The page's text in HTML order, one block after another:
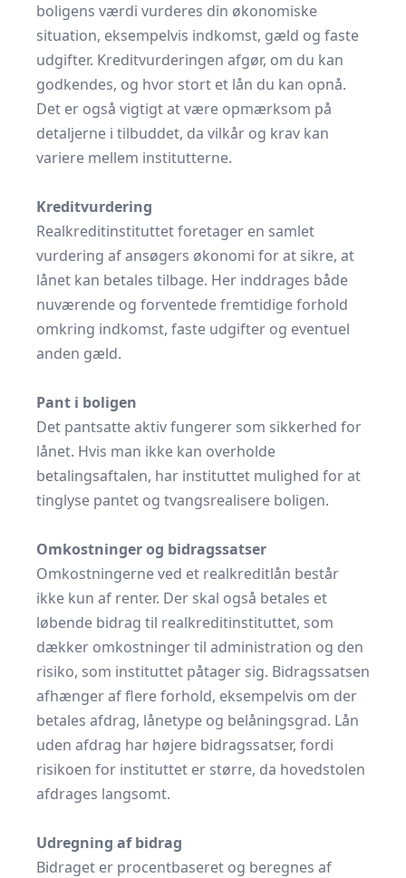
boligens værdi vurderes din økonomiske
situation, eksempelvis indkomst, gæld og faste
udgifter. Kreditvurderingen afgør, om du kan
godkendes, og hvor stort et lån du kan opnå.
Det er også vigtigt at være opmærksom på
detaljerne i tilbuddet, da vilkår og krav kan
variere mellem institutterne.
Kreditvurdering
Realkreditinstituttet foretager en samlet
vurdering af ansøgers økonomi for at sikre, at
lånet kan betales tilbage. Her inddrages både
nuværende og forventede fremtidige forhold
omkring indkomst, faste udgifter og eventuel
anden gæld.
Pant i boligen
Det pantsatte aktiv fungerer som sikkerhed for
lånet. Hvis man ikke kan overholde
betalingsaftalen, har instituttet mulighed for at
tinglyse pantet og tvangsrealisere boligen.
Omkostninger og bidragssatser
Omkostningerne ved et realkreditlån består
ikke kun af renter. Der skal også betales et
løbende bidrag til realkreditinstituttet, som
dækker omkostninger til administration og den
risiko, som instituttet påtager sig. Bidragssatsen
afhænger af flere forhold, eksempelvis om der
betales afdrag, lånetype og belåningsgrad. Lån
uden afdrag har højere bidragssatser, fordi
risikoen for instituttet er større, da hovedstolen
afdrages langsomt.
Udregning af bidrag
Bidraget er procentbaseret og beregnes af